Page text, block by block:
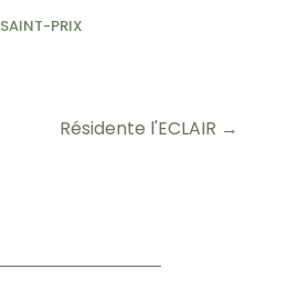
SAINT-PRIX
Résidente l'ECLAIR →